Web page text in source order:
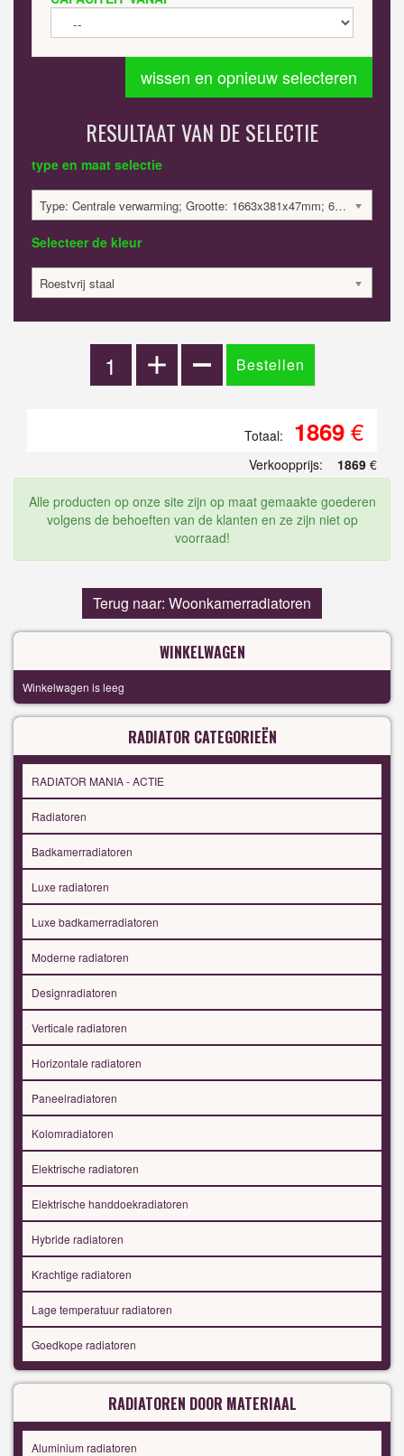
wissen en opnieuw selecteren
RESULTAAT VAN DE SELECTIE
type en maat selectie
Type: Centrale verwarming; Grootte: 1663x381x47mm; 608 Watt:; 1870.46 €
Selecteer de kleur
Roestvrij staal
Totaal: 1869€
Verkoopprijs: 1869 €
Alle producten op onze site zijn op maat gemaakte goederen
volgens de behoeften van de klanten en ze zijn niet op
voorraad!
Terug naar: Woonkamerradiatoren
WINKELWAGEN
Winkelwagen is leeg
RADIATOR CATEGORIEËN
RADIATOR MANIA - ACTIE
Radiatoren
Badkamerradiatoren
Luxe radiatoren
Luxe badkamerradiatoren
Moderne radiatoren
Designradiatoren
Verticale radiatoren
Horizontale radiatoren
Paneelradiatoren
Kolomradiatoren
Elektrische radiatoren
Elektrische handdoekradiatoren
Hybride radiatoren
Krachtige radiatoren
Lage temperatuur radiatoren
Goedkope radiatoren
RADIATOREN DOOR MATERIAAL
Aluminium radiatoren